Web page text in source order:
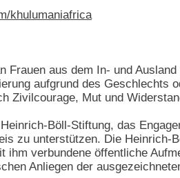
khulumaniafrica
Frauen aus dem In- und
aufgrund des Geschlechts
Zivilcourage, Mut und
Böll-Stiftung, das
zu unterstützen. Die
ihm verbundene öffentliche
Anliegen der